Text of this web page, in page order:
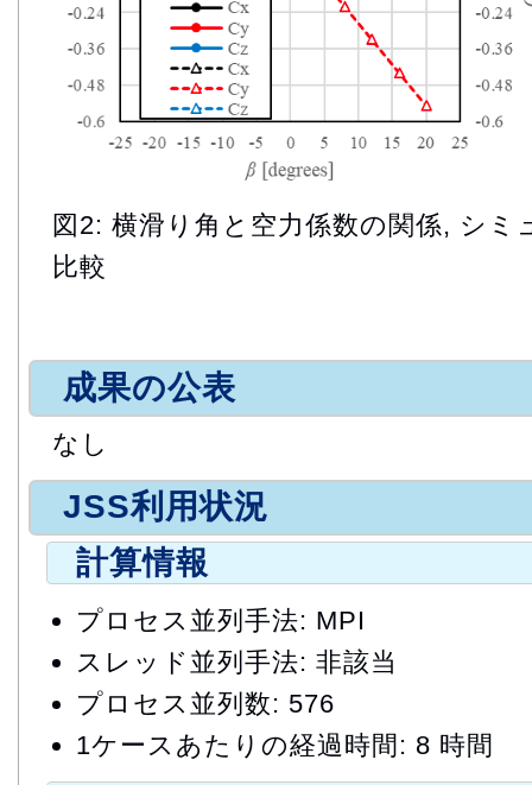
図2: 横滑り角と空力係数の関係, シミ
比較
成果の公表
なし
JSS利用状況
計算情報
プロセス並列手法: MPI
スレッド並列手法: 非該当
プロセス並列数: 576
1ケースあたりの経過時間: 8 時間